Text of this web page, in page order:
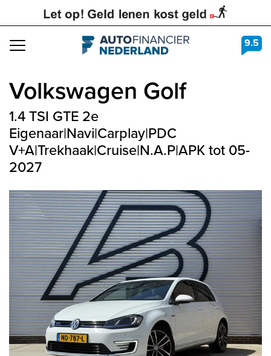
Navigation 9.5
Volkswagen Golf
1.4 TSI GTE 2e
Eigenaar|Navi|Carplay|PDC
V+A|Trekhaak|Cruise|N.A.P|APK tot 05-
2027